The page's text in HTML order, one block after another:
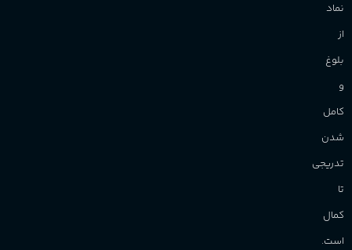
نماد
از
بلوغ
و
کامل
شدن
تدریجی
تا
کمال
است.